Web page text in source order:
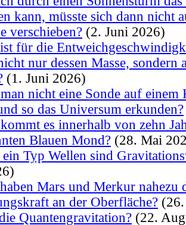
kann, müsste sich dann nicht
verschieben? (2. Juni 2026)
für die
nur dessen Masse, sondern
(1. Juni 2026)
nicht eine Sonde auf einem
so das Universum erkunden?
es innerhalb von zehn
Blauen Mond? (28. Mai
Typ Wellen sind
Mars und Merkur nahezu
an der Oberfläche?
Quantengravitation? (22.